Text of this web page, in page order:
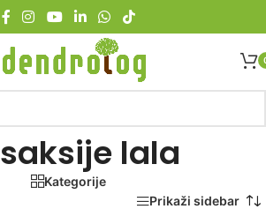
saksije lala
Kategorije
Prikaži sidebar